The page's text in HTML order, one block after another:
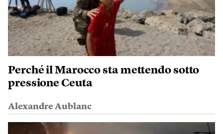
Perché il Marocco sta mettendo sotto
pressione Ceuta
Alexandre Aublanc